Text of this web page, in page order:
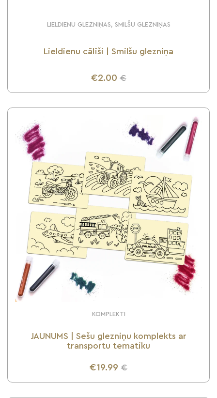
LIELDIENU GLEZNIŅAS, SMILŠU GLEZNIŅAS
Lieldienu cālīši | Smilšu glezniņa
€2.00 €
UZZINI VAIRĀK
KOMPLEKTI
JAUNUMS | Sešu glezniņu komplekts ar
transportu tematiku
€19.99 €
UZZINI VAIRĀK